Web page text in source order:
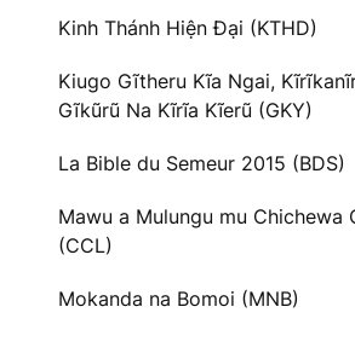
Kinh Thánh Hiện Đại (KTHD)
Kiugo Gĩtheru Kĩa Ngai,
Gĩkũrũ Na Kĩrĩa Kĩerũ (GKY)
La Bible du Semeur 2015 (BDS)
Mawu a Mulungu mu Chichewa
(CCL)
Mokanda na Bomoi (MNB)